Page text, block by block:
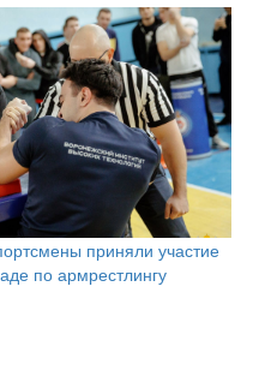
приняли участие
по армрестлингу